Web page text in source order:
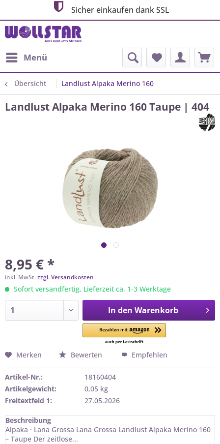
Sicher einkaufen dank SSL
Menü
Übersicht Landlust Alpaka Merino 160
Landlust Alpaka Merino 160 Taupe | 404
8,95 € *
inkl. MwSt.zzgl. Versandkosten
Sofort versandfertig, Lieferzeit ca. 1-3 Werktage
In den Warenkorb
Merken Bewerten Empfehlen
Artikel-Nr.:
18160404
Artikelgewicht:
0,05 kg
Freitextfeld 1:
27.05.2026
Beschreibung
Alpaka · Lana Grossa Lana Grossa Landlust Alpaka Merino 160
– Taupe Der zeitlose...